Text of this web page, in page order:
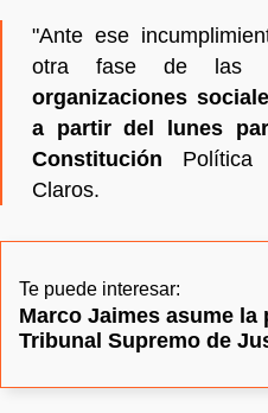
"Ante ese
otra fase de las
organizaciones
a partir del lunes
Constitución Política
Claros.
Te puede interesar:
Marco Jaimes asume la
Tribunal Supremo de